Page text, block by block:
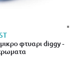
φτυαρι diggy -